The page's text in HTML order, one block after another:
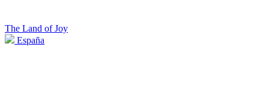
The Land of Joy
España